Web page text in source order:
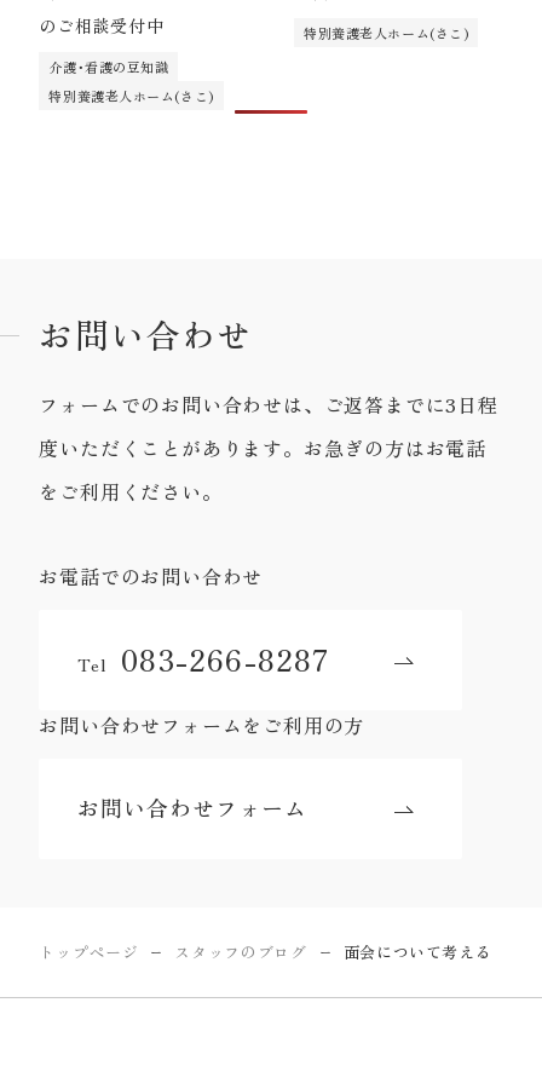
のご相談受付中
介護･看護の豆知識
特別養護老人ホーム(さこ)
特別養護老人ホーム(さこ)
お問い合わせ
フォームでのお問い合わせは、ご返答までに3日程
度いただくことがあります。お急ぎの方はお電話
をご利用ください。
お電話でのお問い合わせ
Tel 083-266-8287
お問い合わせフォームをご利用の方
お問い合わせフォーム
トップページ ー スタッフのブログ ー 面会について考える